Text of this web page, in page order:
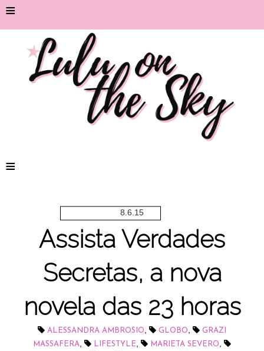
≡
≡
8.6.15
Assista Verdades
Secretas, a nova
novela das 23 horas
ALESSANDRA AMBROSIO, GLOBO,
GRAZI
MASSAFERA, LIFESTYLE, MARIETA SEVERO,